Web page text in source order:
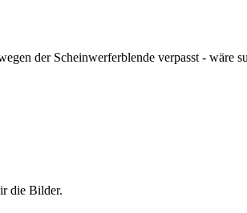
der Scheinwerferblende verpasst - wäre
die Bilder.